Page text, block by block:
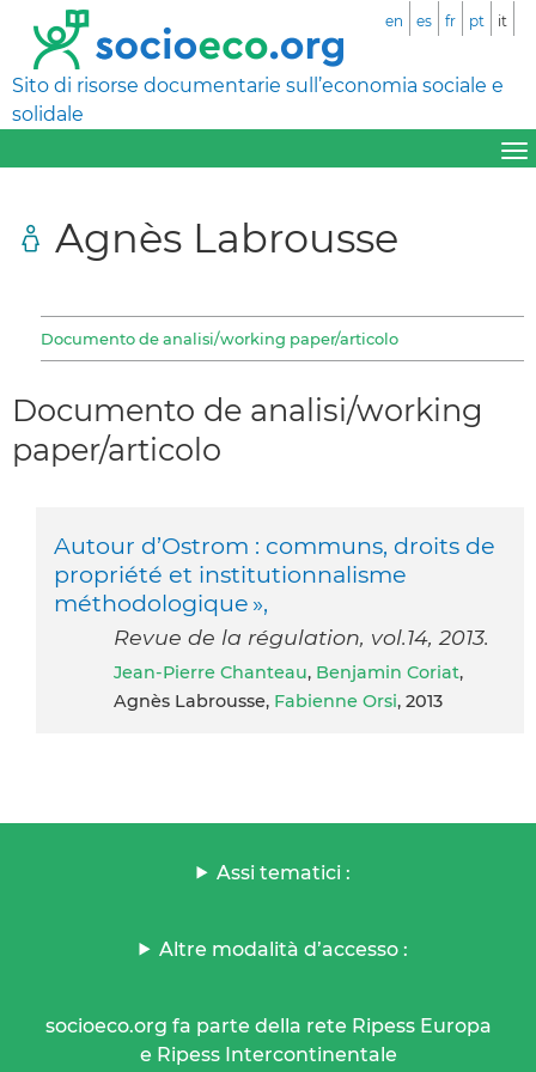
Sito di risorse documentarie sull’economia sociale e
solidale
en es fr pt it
Agnès Labrousse
Documento de analisi/working paper/articolo
Documento de analisi/working
paper/articolo
Autour d’Ostrom : communs, droits de
propriété et institutionnalisme
méthodologique »,
Revue de la régulation, vol.14, 2013.
Jean-Pierre Chanteau, Benjamin Coriat,
Agnès Labrousse, Fabienne Orsi, 2013
Assi tematici :
Altre modalità d’accesso :
socioeco.org fa parte della rete Ripess Europa
e Ripess Intercontinentale